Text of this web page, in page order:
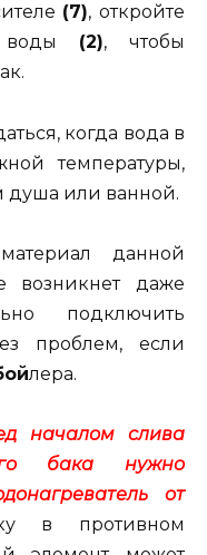
(7), откройте
воды (2), чтобы
когда вода в
температуры,
душа или ванной.
данной
возникнет даже
подключить
проблем, если
лера.
началом слива
бака нужно
от
в противном